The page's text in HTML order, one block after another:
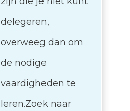
delegeren,
overweeg dan om
de nodige
vaardigheden te
leren.Zoek naar